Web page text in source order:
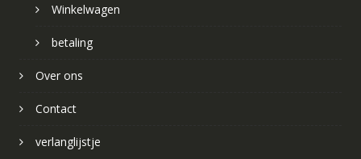
Winkelwagen
betaling
Over ons
Contact
verlanglijstje